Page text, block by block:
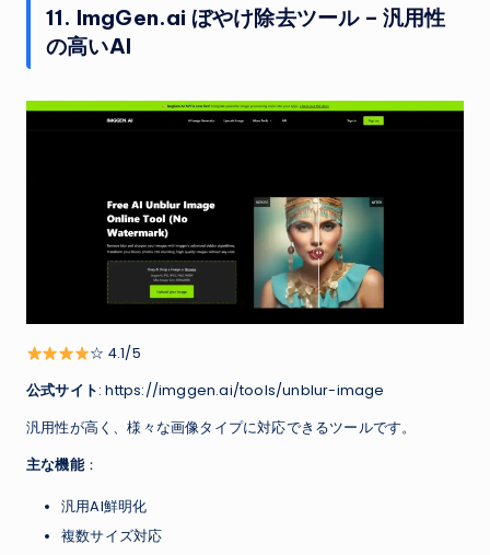
11. ImgGen.ai ぼやけ除去ツール – 汎用性
の高いAI
☆ 4.1/5
公式サイト: https://imggen.ai/tools/unblur-image
汎用性が高く、様々な画像タイプに対応できるツールです。
主な機能：
汎用AI鮮明化
複数サイズ対応